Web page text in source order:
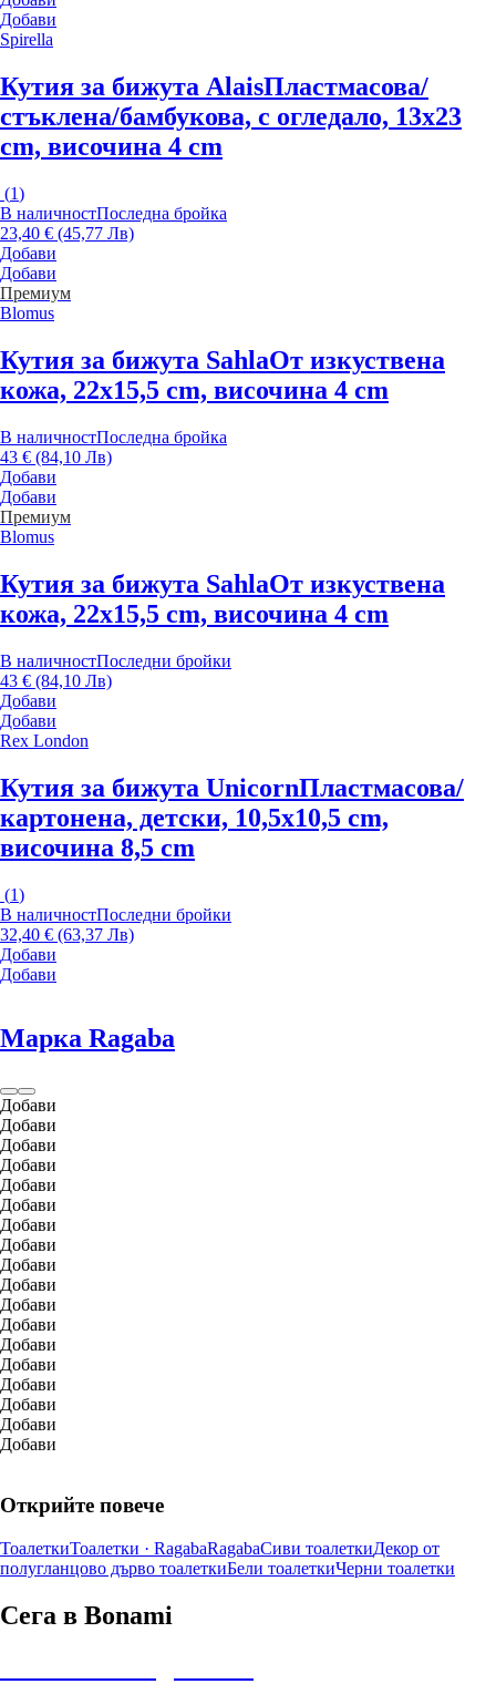
Добави
Spirella
Кутия за бижута AlaisПластмасова/
стъклена/бамбукова, с огледало, 13x23
cm, височина 4 cm
(1)
В наличностПоследна бройка
23,40 € (45,77 Лв)
Добави
Добави
Премиум
Blomus
Кутия за бижута SahlaОт изкуствена
кожа, 22x15,5 cm, височина 4 cm
В наличностПоследна бройка
43 € (84,10 Лв)
Добави
Добави
Премиум
Blomus
Кутия за бижута SahlaОт изкуствена
кожа, 22x15,5 cm, височина 4 cm
В наличностПоследни бройки
43 € (84,10 Лв)
Добави
Добави
Rex London
Кутия за бижута UnicornПластмасова/
картонена, детски, 10,5x10,5 cm,
височина 8,5 cm
(1)
В наличностПоследни бройки
32,40 € (63,37 Лв)
Добави
Добави
Марка Ragaba
Добави
Добави
Добави
Добави
Добави
Добави
Добави
Добави
Добави
Добави
Добави
Добави
Добави
Добави
Добави
Добави
Добави
Добави
Открийте повече
ТоалеткиТоалетки · RagabaRagabaСиви тоалеткиДекор от
полугланцово дърво тоалеткиБели тоалеткиЧерни тоалетки
Сега в Bonami